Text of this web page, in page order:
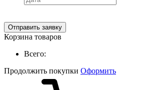
Отправить заявку
Корзина товаров
Всего:
Продолжить покупки Оформить